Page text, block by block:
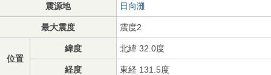
震源地 日向灘
最大震度 震度2
位置
緯度 北緯 32.0度
経度 東経 131.5度